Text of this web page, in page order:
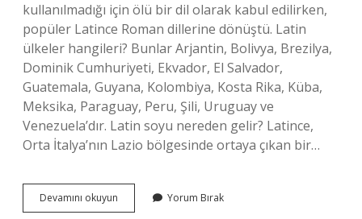
kullanılmadığı için ölü bir dil olarak kabul edilirken,
popüler Latince Roman dillerine dönüştü. Latin
ülkeler hangileri? Bunlar Arjantin, Bolivya, Brezilya,
Dominik Cumhuriyeti, Ekvador, El Salvador,
Guatemala, Guyana, Kolombiya, Kosta Rika, Küba,
Meksika, Paraguay, Peru, Şili, Uruguay ve
Venezuela’dır. Latin soyu nereden gelir? Latince,
Orta İtalya’nın Lazio bölgesinde ortaya çıkan bir…
Devamını okuyun
Kökenli
Yorum Bırak